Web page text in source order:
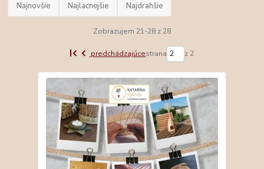
Najnovšie Najlacnejšie Najdrahšie
Zobrazujem 21-28 z 28
predchádzajúcestrana z 2